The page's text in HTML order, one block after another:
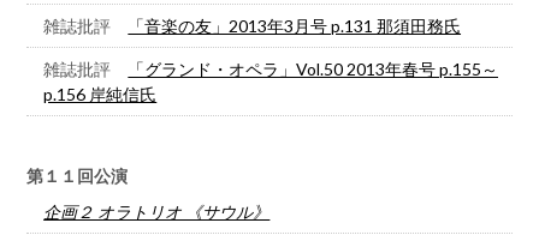
雑誌批評 「音楽の友」2013年3月号 p.131 那須田務氏
雑誌批評
「グランド・オペラ」Vol.50 2013年春号 p.155～
p.156 岸純信氏
第１１回公演
企画２ オラトリオ 《サウル》